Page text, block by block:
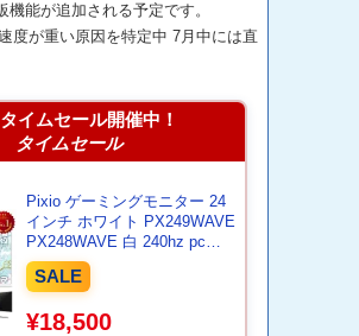
機能が追加される予定です。
度が重い原因を特定中 7月中には直
イムセール開催中！
タイムセール
Pixio ゲーミングモニター 24
インチ ホワイト PX249WAVE
PX248WAVE 白 240hz pcモ
ニター 120Hz 144Hz 165Hz
対応 モニター ピンク ブルー
ベージュ フルHD IPS HDR ノ
ングレア スピーカー内蔵
SALE
¥18,500